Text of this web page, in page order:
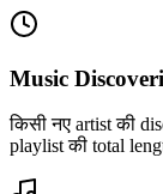
Music
किसी नए artist की
playlist की total